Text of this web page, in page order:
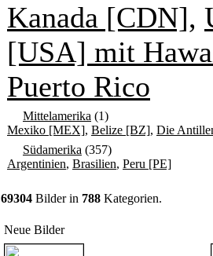
Kanada [CDN],
[USA] mit
Puerto Rico
Mittelamerika (1)
Mexiko [MEX], Belize [BZ], Die
Südamerika (357)
Argentinien, Brasilien, Peru [PE]
69304 Bilder in 788 Kategorien.
Neue Bilder